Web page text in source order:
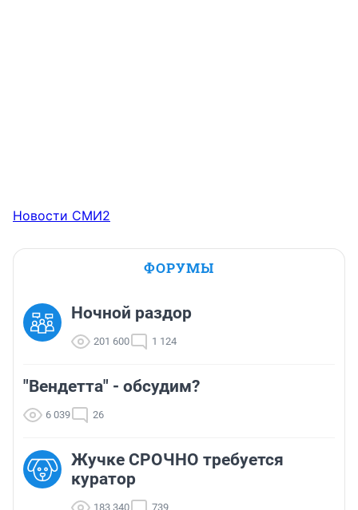
Новости СМИ2
ФОРУМЫ
Ночной раздор
201 600 1 124
"Вендетта" - обсудим?
6 039 26
Жучке СРОЧНО требуется
куратор
183 340 739